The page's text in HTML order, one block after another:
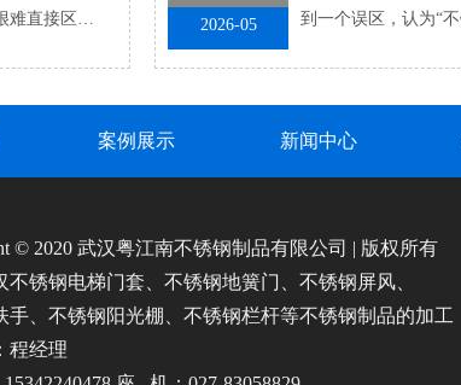
难直接区
2026-05
到一个误区，认为“
案例展示 新闻中心
© 2020 武汉粤江南不锈钢制品有限公司 | 版权所有
不锈钢电梯门套、不锈钢地簧门、不锈钢屏风、
手、不锈钢阳光棚、不锈钢栏杆等不锈钢制品的加工
程经理